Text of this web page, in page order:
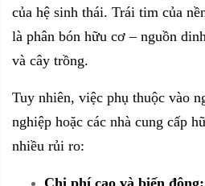
của hệ sinh thái. Trái tim của
là phân bón hữu cơ – nguồn
và cây trồng.
Tuy nhiên, việc phụ thuộc vào
nghiệp hoặc các nhà cung cấp
nhiều rủi ro:
Chi phí cao và biến động: